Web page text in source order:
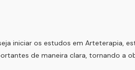
iniciar os estudos em Arteterapia,
de maneira clara, tornando a